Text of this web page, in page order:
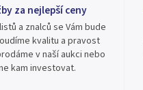
za nejlepší ceny
a znalců se Vám bude
kvalitu a pravost
v naší aukci nebo
kam investovat.